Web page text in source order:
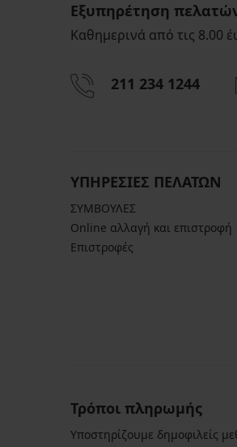
DEN
13,59
16,99
€
Εξυπηρέτηση
Καθημερινά από τις 8.00
211 234 1244
ΥΠΗΡΕΣΙΕΣ ΠΕΛΑΤΩΝ
ΣΥΜΒΟΥΛΕΣ
Online αλλαγή και επιστροφή
Επιστροφές
Τρόποι πληρωμής
Υποστηρίζουμε δημοφιλείς